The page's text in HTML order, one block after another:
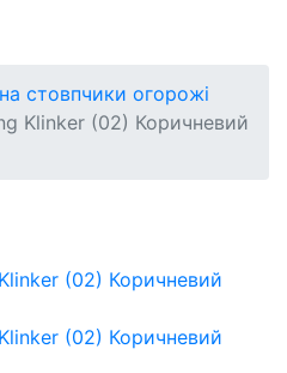
стовпчики огорожі
Klinker (02) Коричневий